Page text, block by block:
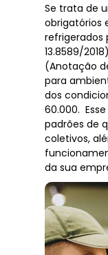
Se trata de
obrigatórios
13.8589/
(Anotação
para
dos
60.000.
padrões de
coletivos,
da sua